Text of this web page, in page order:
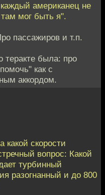
американец не
мог быть я".
пассажиров и т.п.
была: про
как с
аккордом.
какой скорости
вопрос: Какой
турбинный
разогнанный и до 800